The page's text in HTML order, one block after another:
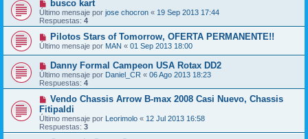
busco kart
Último mensaje por jose chocron « 19 Sep 2013 17:44
Respuestas: 4
Pilotos Stars of Tomorrow, OFERTA PERMANENTE!!
Último mensaje por MAN « 01 Sep 2013 18:00
Danny Formal Campeon USA Rotax DD2
Último mensaje por Daniel_CR « 06 Ago 2013 18:23
Respuestas: 4
Vendo Chassis Arrow B-max 2008 Casi Nuevo, Chassis
Fitipaldi
Último mensaje por Leorimolo « 12 Jul 2013 16:58
Respuestas: 3